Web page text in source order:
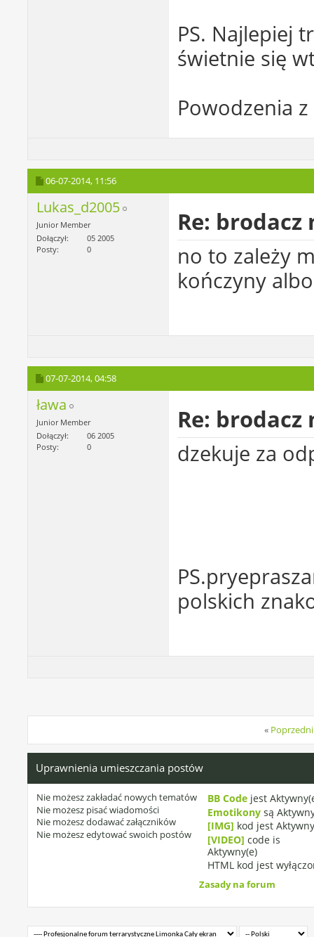
PS. Najlepiej
świetnie się
Powodzenia
06-07-2014, 11:56
Lukas_d2005
Junior Member
Dołączył
05 2005
Posty
0
Re: brodacz
no to zależy
kończyny
07-07-2014,04:58
ława
Junior Member
Dołączył
06 2005
Posty
0
Re: brodacz
dzekuje za
polskich
«
Uprawnienia umieszczania postów
Nie możeszzakładać nowych tematów
Nie możesz pisać wiadomości
Nie możeszdodawać załączników
Nie możeszedytować swoich postów
BB Codejest
Emotikonysą
[IMG] kod jest
[VIDEO] code is
Aktywny(e)
HTML kod jest
Zasady na forum